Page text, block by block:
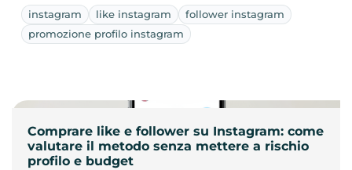
instagram like instagram
follower instagram
promozione profilo instagram
Comprare like e follower su Instagram: come
valutare il metodo senza mettere a rischio
profilo e budget